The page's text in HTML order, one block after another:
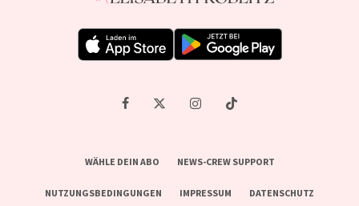
WÄHLE DEIN ABO NEWS-CREW SUPPORT
NUTZUNGSBEDINGUNGEN IMPRESSUM DATENSCHUTZ